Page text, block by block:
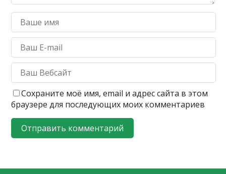
Сохраните моё имя, email и адрес сайта в этом
браузере для последующих моих комментариев